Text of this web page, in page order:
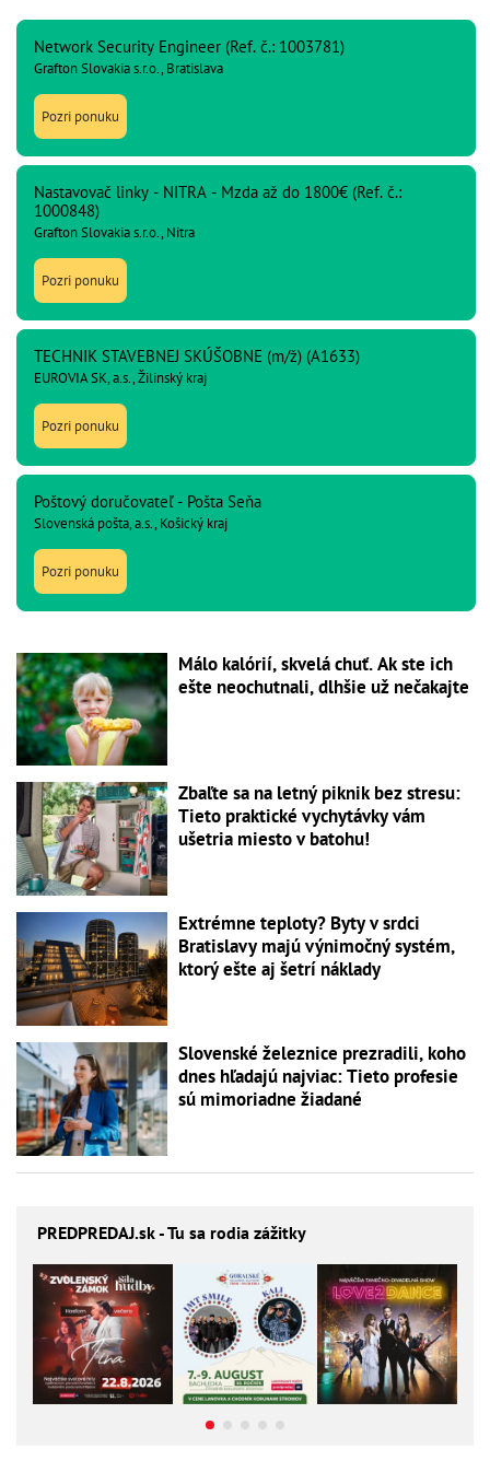
Network Security Engineer (Ref. č.: 1003781)
Grafton Slovakia s.r.o., Bratislava
Pozri ponuku
Nastavovač linky - NITRA - Mzda až do 1800€ (Ref. č.:
1000848)
Grafton Slovakia s.r.o., Nitra
Pozri ponuku
TECHNIK STAVEBNEJ SKÚŠOBNE (m/ž) (A1633)
EUROVIA SK, a.s., Žilinský kraj
Pozri ponuku
Poštový doručovateľ - Pošta Seňa
Slovenská pošta, a.s., Košický kraj
Pozri ponuku
Málo kalórií, skvelá chuť. Ak ste ich
ešte neochutnali, dlhšie už nečakajte
Zbaľte sa na letný piknik bez stresu:
Tieto praktické vychytávky vám
ušetria miesto v batohu!
Extrémne teploty? Byty v srdci
Bratislavy majú výnimočný systém,
ktorý ešte aj šetrí náklady
Slovenské železnice prezradili, koho
dnes hľadajú najviac: Tieto profesie
sú mimoriadne žiadané
PREDPREDAJ.sk - Tu sa rodia zážitky